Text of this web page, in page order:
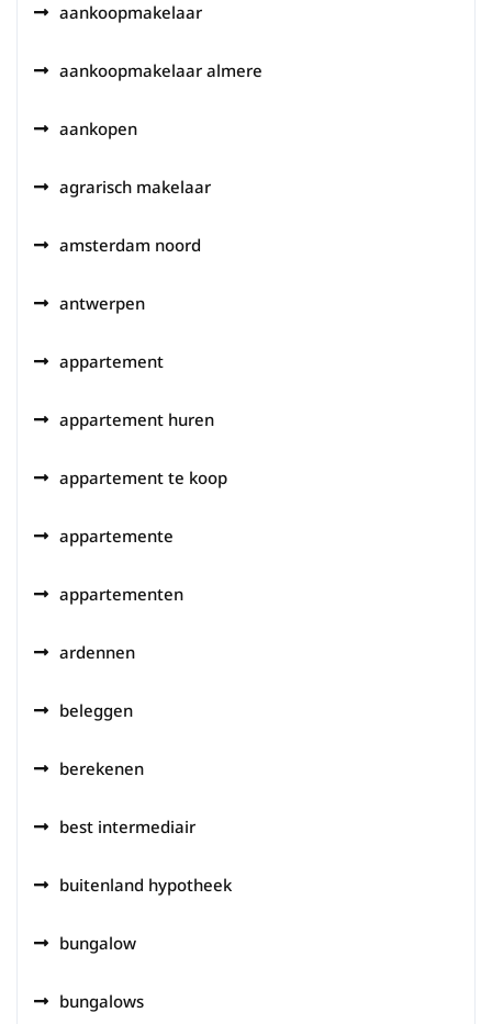
aankoopmakelaar
aankoopmakelaar almere
aankopen
agrarisch makelaar
amsterdam noord
antwerpen
appartement
appartement huren
appartement te koop
appartemente
appartementen
ardennen
beleggen
berekenen
best intermediair
buitenland hypotheek
bungalow
bungalows